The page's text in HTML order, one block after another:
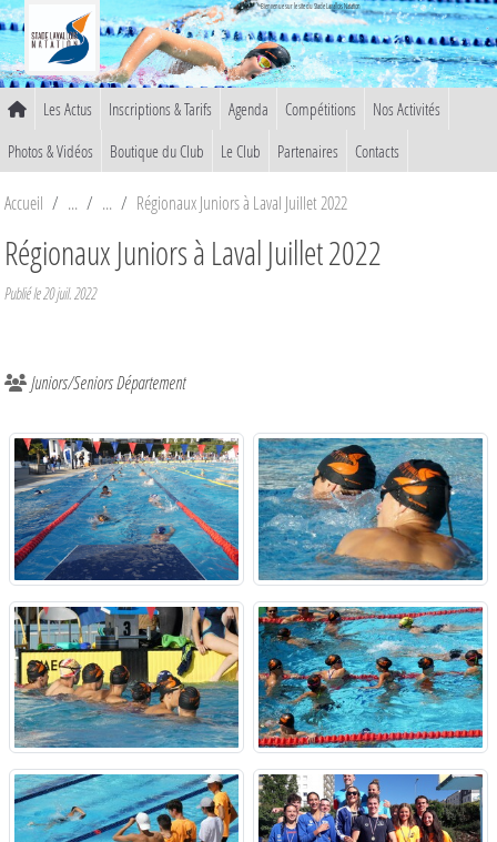
Bienvenue sur le site du Stade Lavallois Natation
Les Actus Inscriptions & Tarifs Agenda Compétitions
Nos Activités
Photos & Vidéos
Boutique du Club Le Club Partenaires Contacts
Accueil Régionaux Juniors à Laval Juillet 2022
Régionaux Juniors à Laval Juillet 2022
Publié le20 juil. 2022
Juniors/Seniors Département
Panneau de gestion des cookies